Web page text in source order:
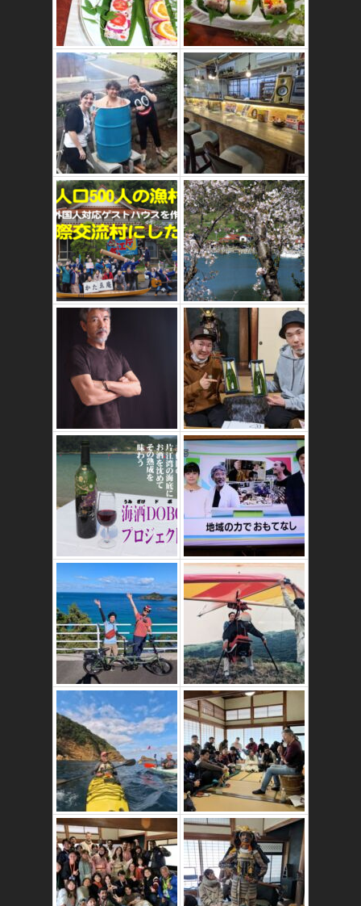
かたゑ庵ワークシ
ョップ、ベジスシ